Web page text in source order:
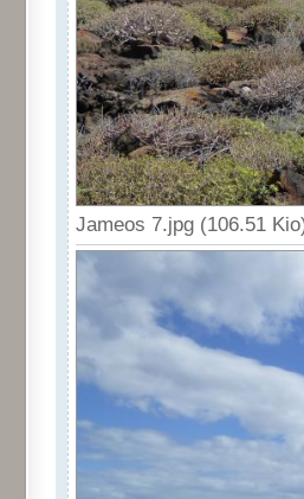
Jameos 7.jpg (106.51